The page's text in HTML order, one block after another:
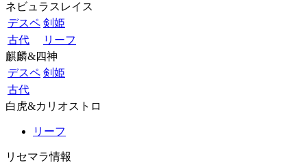
ネビュラスレイス
デスペ 剣姫
古代
リーフ
麒麟&四神
デスペ 剣姫
古代
白虎&カリオストロ
リーフ
リセマラ情報